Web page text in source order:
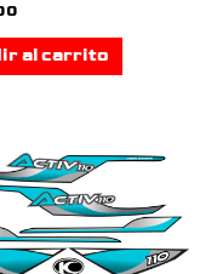
al carrito